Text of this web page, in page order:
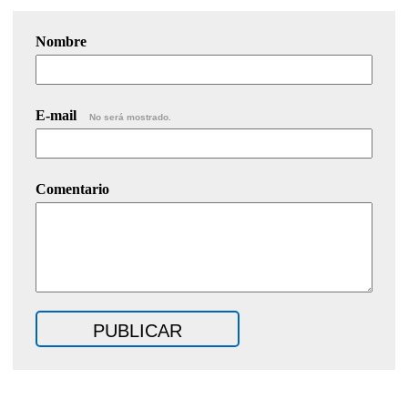
Nombre
E-mail No será mostrado.
Comentario